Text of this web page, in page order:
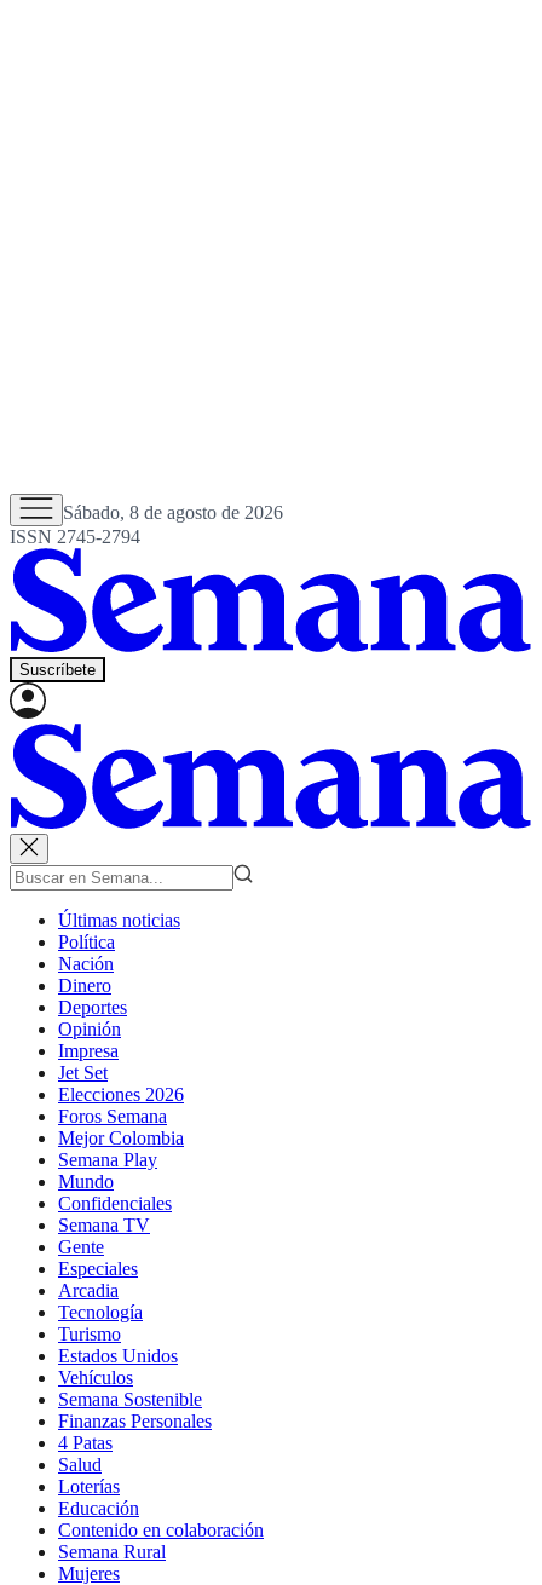
Sábado, 8 de agosto de 2026
ISSN 2745-2794
Suscríbete
Últimas noticias
Política
Nación
Dinero
Deportes
Opinión
Impresa
Jet Set
Elecciones 2026
Foros Semana
Mejor Colombia
Semana Play
Mundo
Confidenciales
Semana TV
Gente
Especiales
Arcadia
Tecnología
Turismo
Estados Unidos
Vehículos
Semana Sostenible
Finanzas Personales
4 Patas
Salud
Loterías
Educación
Contenido en colaboración
Semana Rural
Mujeres